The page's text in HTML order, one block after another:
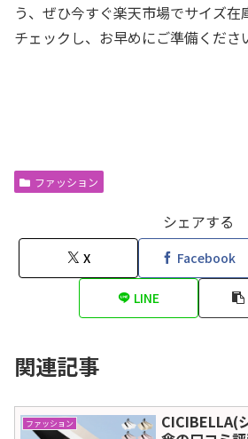
う、ぜひ今すぐ楽天市場でサイズ在
チェックし、お早めにご準備くださ